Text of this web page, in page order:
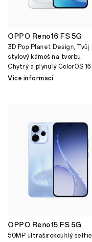
OPPO Reno16 FS 5G
3D Pop Planet Design, Tvůj
stylový kámoš na tvorbu,
Chytrý a plynulý ColorOS 16
Více informací
OPPO Reno15 FS 5G
50MP ultraširokoúhlý selfie